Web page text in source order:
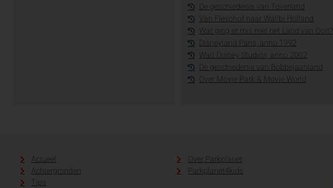
De geschiedenis van Toverland
Van Flevohof naar Walibi Holland
Wat ging er mis met het Land van Ooit?
Disneyland Paris, anno 1992
Walt Disney Studios, anno 2002
De geschiedenis van Bobbejaanland
Over Movie Park & Movie World
Actueel
Achtergronden
Tips
Over Parkplanet
Parkplanet4kids